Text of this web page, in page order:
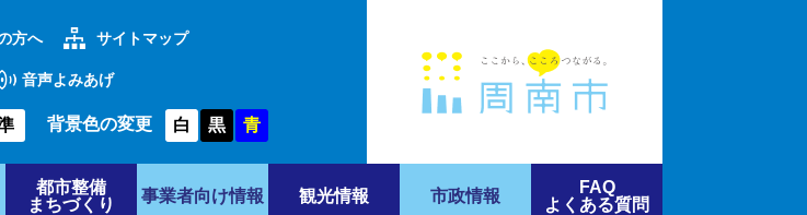
方へ サイトマップ
音声よみあげ
背景色の変更 白 黒 青
都市整備
まちづくり
事業者向け情報 観光情報 市政情報
FAQ
よくある質問